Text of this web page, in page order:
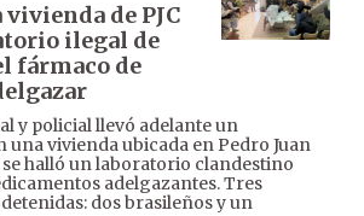
de PJC
ilegal de
fármaco de
y policial llevó adelante un
vivienda ubicada en Pedro Juan
halló un laboratorio clandestino
adelgazantes. Tres
dos brasileños y un